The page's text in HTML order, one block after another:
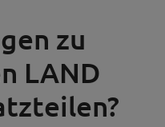
zu
LAND